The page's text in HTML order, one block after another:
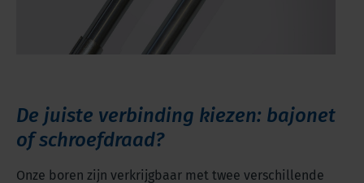
De juiste verbinding kiezen: bajonet
of schroefdraad?
Onze boren zijn verkrijgbaar met twee verschillende